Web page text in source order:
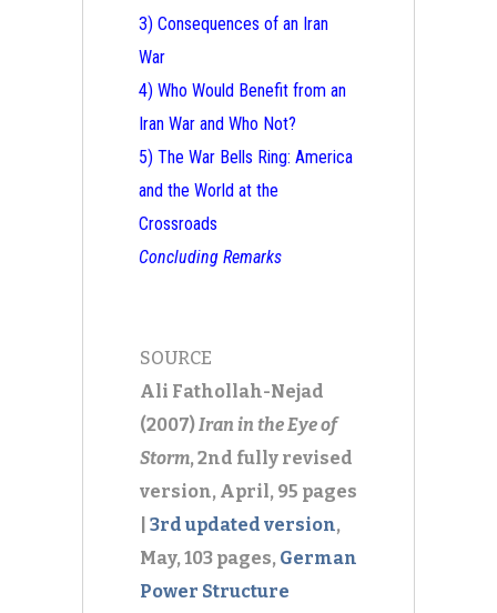
3) Consequences of an Iran
War
4) Who Would Benefit from an
Iran War and Who Not?
5) The War Bells Ring: America
and the World at the
Crossroads
Concluding Remarks
SOURCE
Ali Fathollah-Nejad
(2007)Iran in the Eye of
Storm, 2nd fully revised
version, April, 95 pages
3rd updated version,
May, 103 pages, German
Power Structure